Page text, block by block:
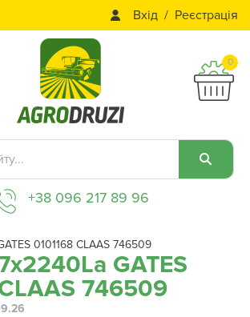
Вхід Реєстрація
0
+38 096 217 89 96
0101168 CLAAS 746509
GATES
746509